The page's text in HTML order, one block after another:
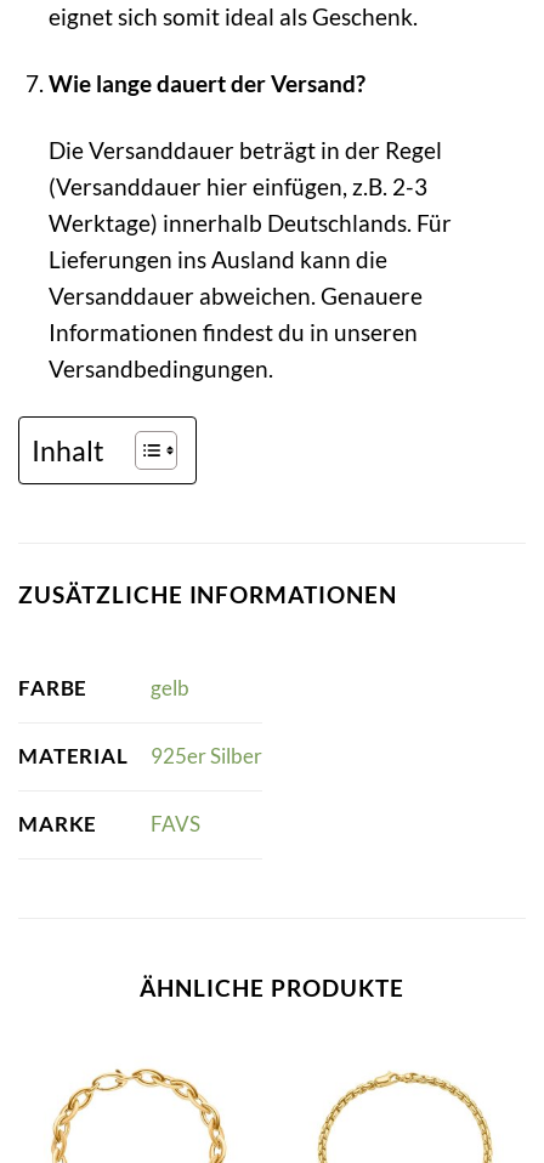
eignet sich somit ideal als Geschenk.
Wie lange dauert der Versand?
Die Versanddauer beträgt in der Regel
(Versanddauer hier einfügen, z.B. 2-3
Werktage) innerhalb Deutschlands. Für
Lieferungen ins Ausland kann die
Versanddauer abweichen. Genauere
Informationen findest du in unseren
Versandbedingungen.
Inhalt
ZUSÄTZLICHE INFORMATIONEN
FARBE gelb
MATERIAL 925er Silber
MARKE FAVS
ÄHNLICHE PRODUKTE